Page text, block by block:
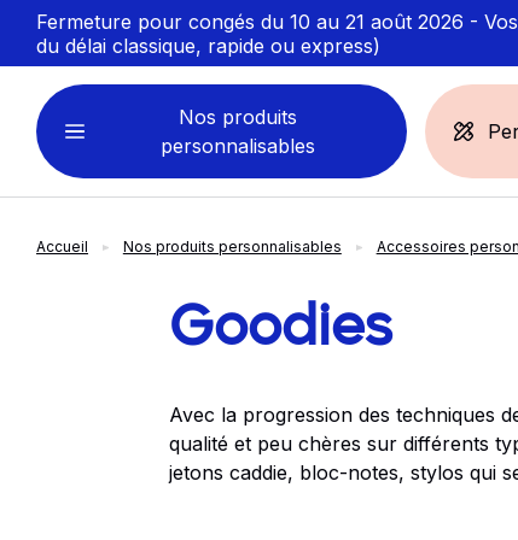
Fermeture pour congés du 10 au 21 août 2026 -
du délai classique, rapide ou express)
Nos produits
personnalisables
VÊTEMENTS
Sweats personnalisables
ACCESSOIRES
Casquette
Chapeau et Bob
Toque et Calot
Accueil Nos produits personnalisables Accessoires
Goodies
Avec la progression des techniques
qualité et peu chères sur différents
jetons caddie, bloc-notes, stylos qui